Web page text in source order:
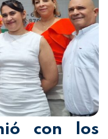
con los